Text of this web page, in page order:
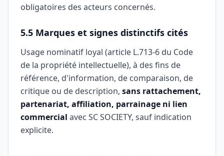
obligatoires des acteurs concernés.
5.5 Marques et signes distinctifs cités
Usage nominatif loyal (article L.713-6 du Code
de la propriété intellectuelle), à des fins de
référence, d'information, de comparaison, de
critique ou de description, sans rattachement,
partenariat, affiliation, parrainage ni lien
commercial avec SC SOCIETY, sauf indication
explicite.